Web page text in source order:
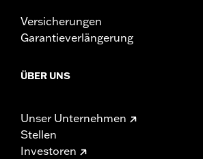
Versicherungen
Garantieverlängerung
ÜBER UNS
Unser Unternehmen
Stellen
Investoren